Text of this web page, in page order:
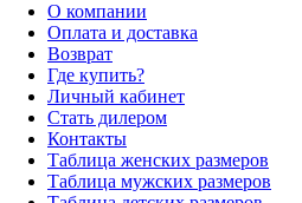
О компании
Оплата и доставка
Возврат
Где купить?
Личный кабинет
Стать дилером
Контакты
Таблица женских размеров
Таблица мужских размеров